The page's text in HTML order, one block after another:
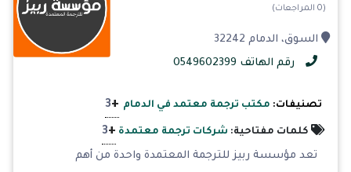
(0 المراجعات)
السوق، الدمام 32242
رقم الهاتف 0549602399
تصنيفات: مكتب ترجمة معتمد في الدمام +
3
كلمات مفتاحية: شركات ترجمة معتمدة +
3
تعد مؤسسة ربيز للترجمة المعتمدة واحدة من أهم